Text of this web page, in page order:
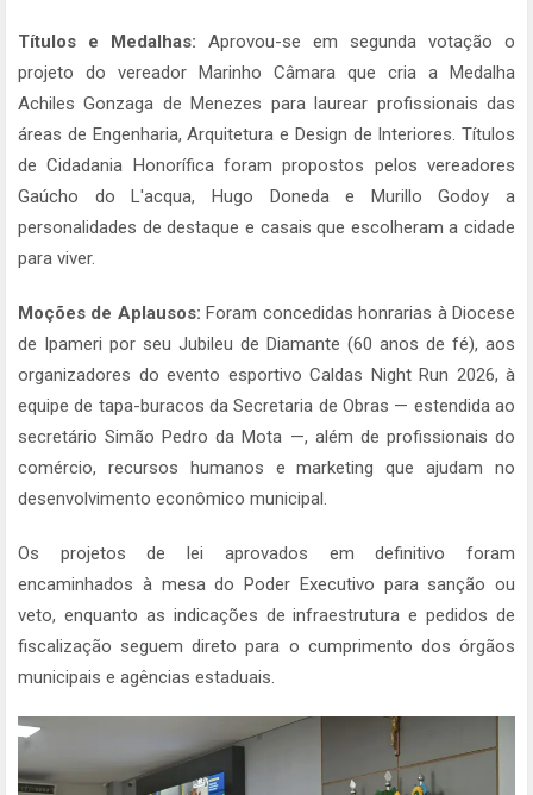
Títulos e Medalhas: Aprovou-se em segunda votação o
projeto do vereador Marinho Câmara que cria a Medalha
Achiles Gonzaga de Menezes para laurear profissionais das
áreas de Engenharia, Arquitetura e Design de Interiores. Títulos
de Cidadania Honorífica foram propostos pelos vereadores
Gaúcho do L'acqua, Hugo Doneda e Murillo Godoy a
personalidades de destaque e casais que escolheram a cidade
para viver.
Moções de Aplausos: Foram concedidas honrarias à Diocese
de Ipameri por seu Jubileu de Diamante (60 anos de fé), aos
organizadores do evento esportivo Caldas Night Run 2026, à
equipe de tapa-buracos da Secretaria de Obras — estendida ao
secretário Simão Pedro da Mota —, além de profissionais do
comércio, recursos humanos e marketing que ajudam no
desenvolvimento econômico municipal.
Os projetos de lei aprovados em definitivo foram
encaminhados à mesa do Poder Executivo para sanção ou
veto, enquanto as indicações de infraestrutura e pedidos de
fiscalização seguem direto para o cumprimento dos órgãos
municipais e agências estaduais.